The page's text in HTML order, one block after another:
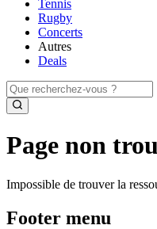
Tennis
Rugby
Concerts
Autres
Deals
Page non
Impossible de trouver la
Footer menu